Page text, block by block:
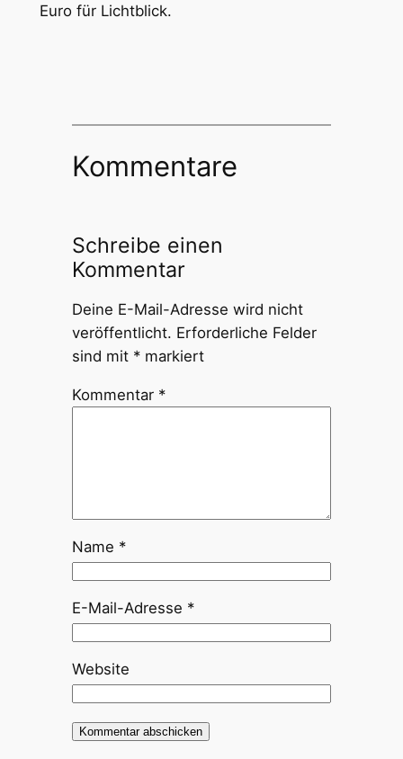
Euro für Lichtblick.
Kommentare
Schreibe einen
Kommentar
Deine E-Mail-Adresse wird nicht
veröffentlicht. Erforderliche Felder
sind mit *markiert
Kommentar *
Name *
E-Mail-Adresse *
Website